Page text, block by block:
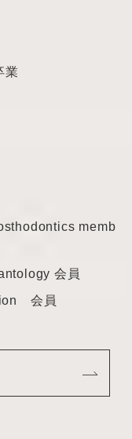
業
memb
会員
会員